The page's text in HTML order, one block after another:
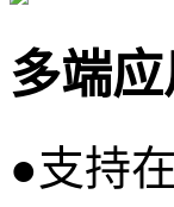
多端应
●支持